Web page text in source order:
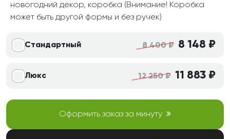
новогодний декор, коробка (Внимание! Коробка
может быть другой формы и без ручек)
Стандартный 8 400 ₽ 8 148 ₽
Люкс 12 250 ₽ 11 883 ₽
Оформить заказ за минуту